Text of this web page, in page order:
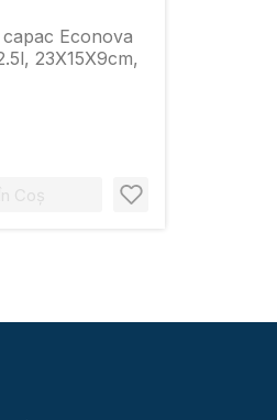
Econova
23X15X9cm,
În Coș